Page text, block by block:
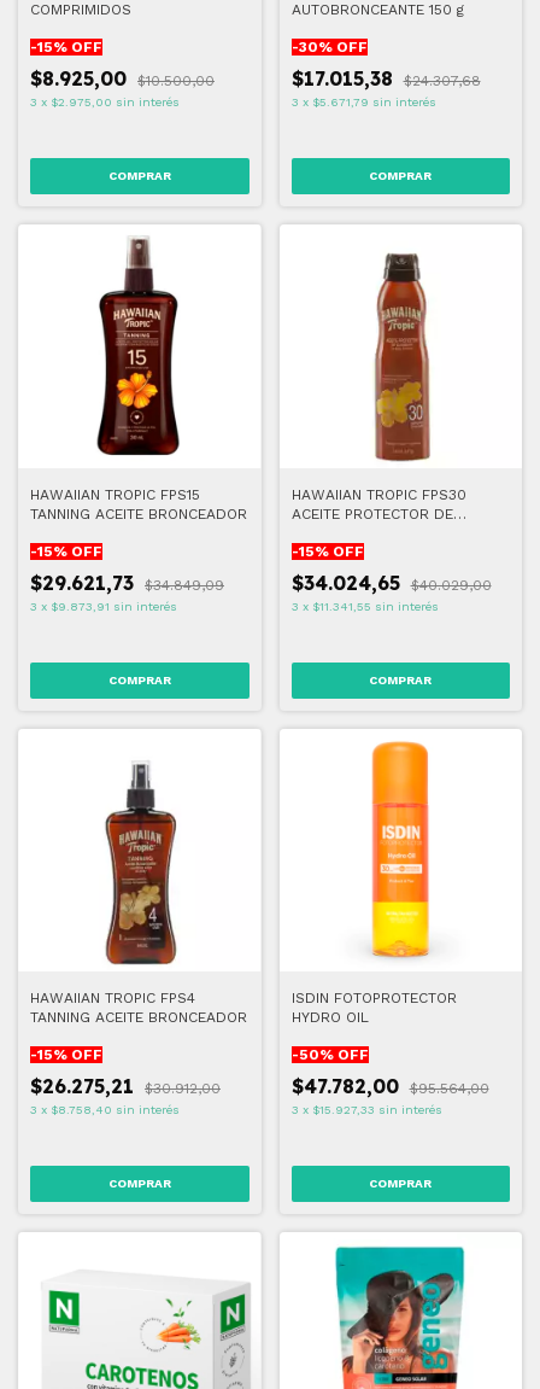
COMPRIMIDOS
-15% OFF
$8.925,00 $10.500,00
3 x $2.975,00 sin interés
AUTOBRONCEANTE 150 g
-30% OFF
$17.015,38 $24.307,68
3 x $5.671,79 sin interés
HAWAIIAN TROPIC FPS15
TANNING ACEITE BRONCEADOR
-15% OFF
$29.621,73 $34.849,09
3 x $9.873,91 sin interés
HAWAIIAN TROPIC FPS30
ACEITE PROTECTOR DE
-15% OFF
$34.024,65 $40.029,00
3 x $11.341,55 sin interés
HAWAIIAN TROPIC FPS4
TANNING ACEITE BRONCEADOR
-15% OFF
$26.275,21 $30.912,00
3 x $8.758,40 sin interés
ISDIN FOTOPROTECTOR
HYDRO OIL
-50% OFF
$47.782,00 $95.564,00
3 x $15.927,33 sin interés